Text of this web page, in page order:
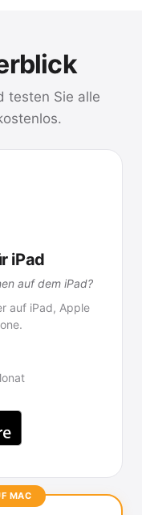
testen Sie alle
iPad
auf dem iPad?
auf iPad, Apple
MAC